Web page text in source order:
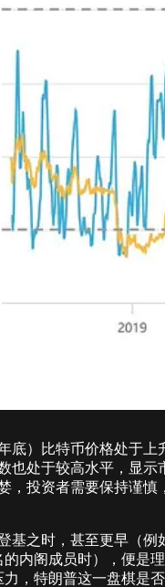
底）比特币价格处于上
也处于较高水平，显示
，投资者需要保持谨慎
基之时，甚至更早（例
内阁成员时），便是
，特朗普这一盘棋是